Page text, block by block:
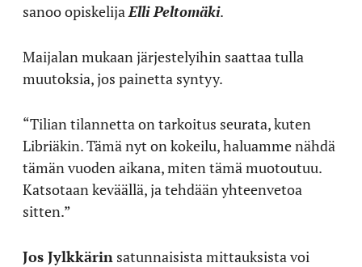
sanoo opiskelija Elli Peltomäki.
Maijalan mukaan järjestelyihin saattaa tulla
muutoksia, jos painetta syntyy.
“Tilian tilannetta on tarkoitus seurata, kuten
Libriäkin. Tämä nyt on kokeilu, haluamme nähdä
tämän vuoden aikana, miten tämä muotoutuu.
Katsotaan keväällä, ja tehdään yhteenvetoa
sitten.”
Jos Jylkkärin satunnaisista mittauksista voi